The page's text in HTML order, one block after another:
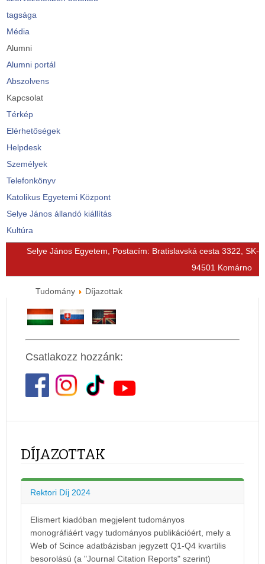
tagsága
Média
Alumni
Alumni portál
Abszolvens
Kapcsolat
Térkép
Elérhetőségek
Helpdesk
Személyek
Telefonkönyv
Katolikus Egyetemi Központ
Selye János állandó kiállítás
Kultúra
© FreeJoomla! 3 Modules - by VinaGecko.com
Selye János Egyetem, Postacím: Bratislavská cesta 3322, SK-
94501 Komárno
Tudomány Díjazottak
Csatlakozz hozzánk:
DÍJAZOTTAK
Rektori Díj 2024
Elismert kiadóban megjelent tudományos
monográfiáért vagy tudományos publikációért, mely a
Web of Scince adatbázisban jegyzett Q1-Q4 kvartilis
besorolású (a "Journal Citation Reports" szerint)